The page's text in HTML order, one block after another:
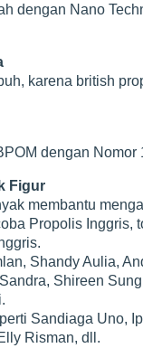
dengan Nano
karena british
dengan Nomor
Figur
membantu
Propolis Inggris,
Shandy Aulia,
Shireen
Sandiaga Uno,
Risman, dll.